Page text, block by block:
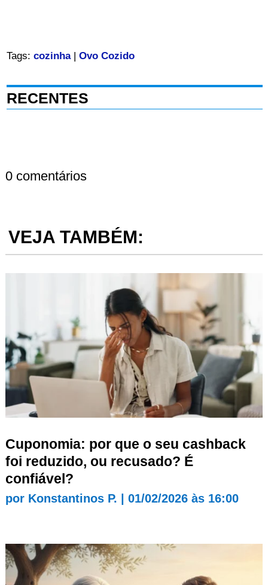
Tags: cozinha| Ovo Cozido
RECENTES
0 comentários
VEJA TAMBÉM:
Cuponomia: por que o seu cashback
foi reduzido, ou recusado? É
confiável?
por Konstantinos P. 01/02/2026 às 16:00